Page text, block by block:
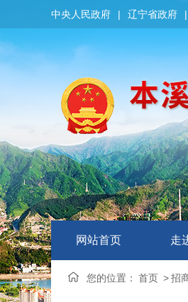
中央人民政府 | 辽宁省政府 |
网站首页 走
您的位置： 首页 >招